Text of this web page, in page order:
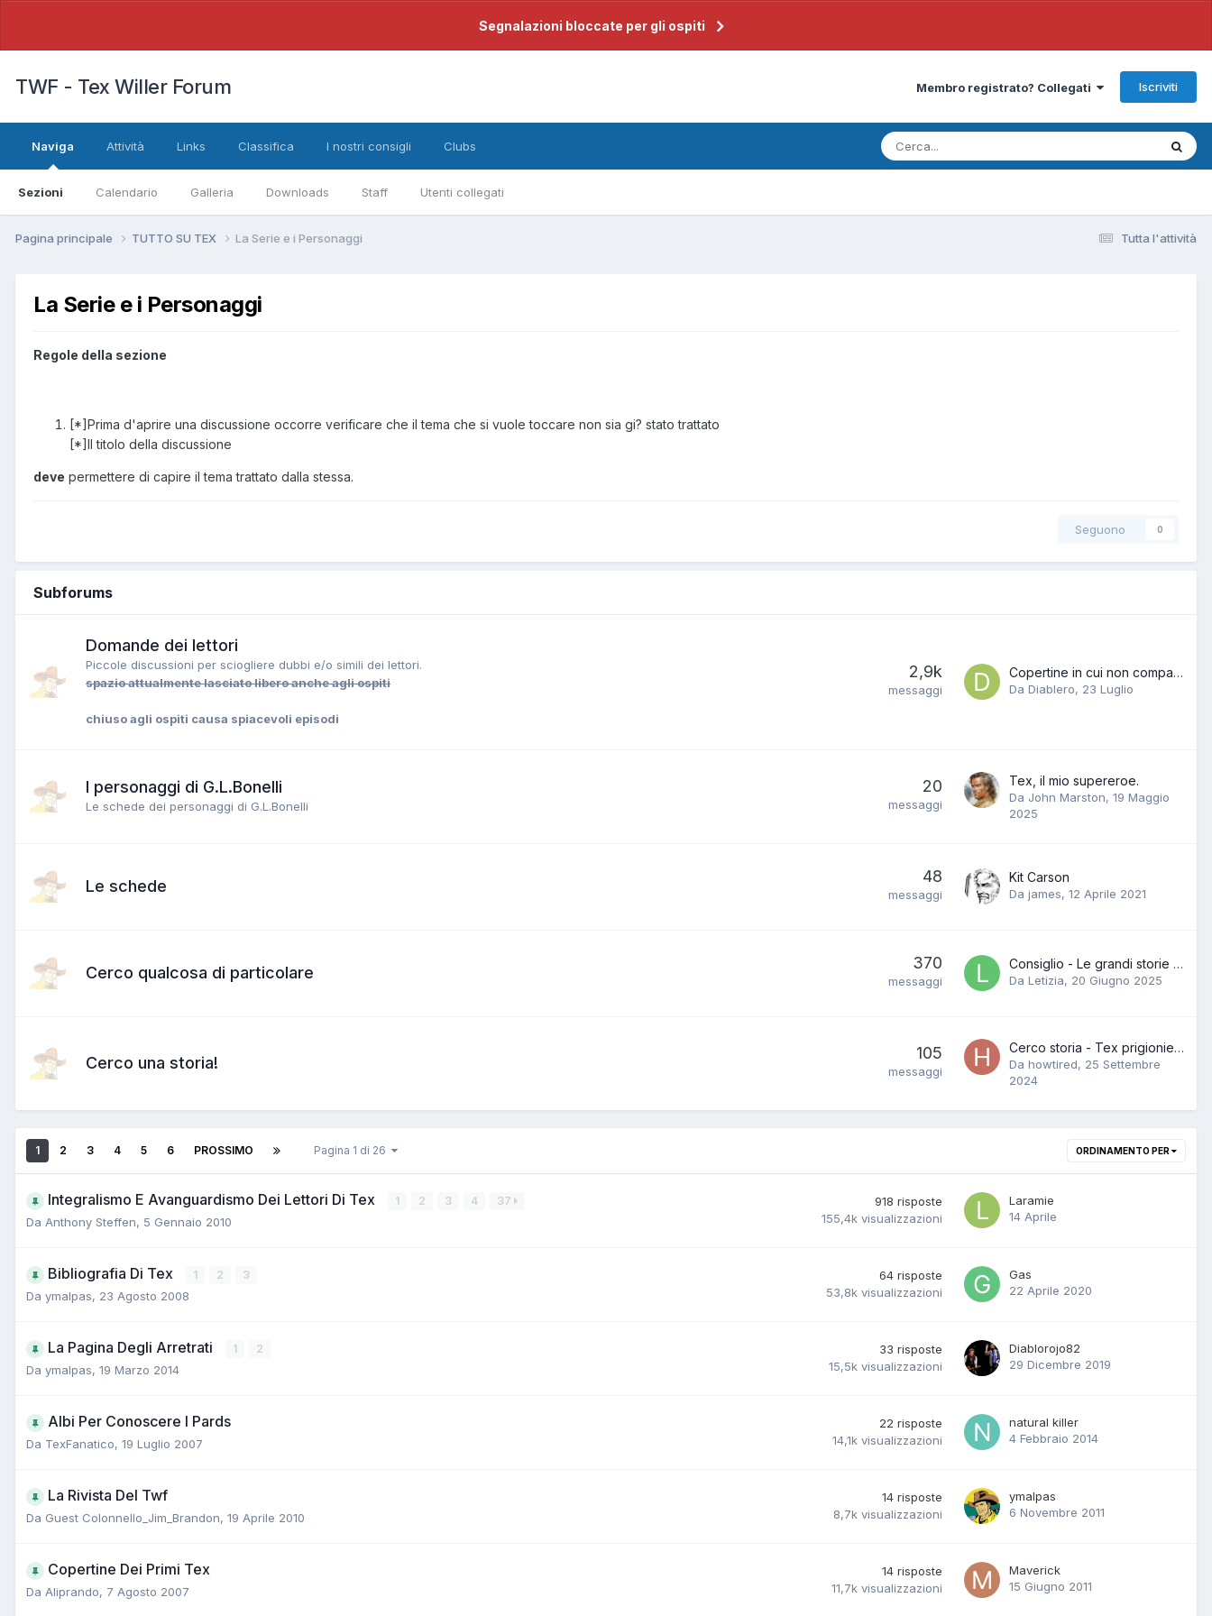
Segnalazioni bloccate per gli ospiti
TWF - Tex Willer Forum Membro registrato? Collegati Iscriviti
Naviga
Sezioni Calendario Galleria Downloads Staff Utenti collegati
Attività Links Classifica I nostri consigli Clubs
Tutta l'attività
Pagina principale TUTTO SU TEX La Serie e i Personaggi
La Serie e i Personaggi
Regole della sezione
[*]Prima d'aprire una discussione occorre verificare che il tema che si vuole toccare non sia gi? stato trattato
[*]Il titolo della discussione
deve permettere di capire il tema trattato dalla stessa.
Seguono 0
Subforums
Domande dei lettori
Piccole discussioni per sciogliere dubbi e/o simili dei lettori.
spazio attualmente lasciato libero anche agli ospiti
chiuso agli ospiti causa spiacevoli episodi
2,9k
messaggi
Copertine in cui non compare Tex
Da Diablero, 23 Luglio
I personaggi di G.L.Bonelli
Le schede dei personaggi di G.L.Bonelli
20
messaggi
Tex, il mio supereroe.
Da John Marston, 19 Maggio
2025
Le schede
48
messaggi
Kit Carson
Da james, 12 Aprile 2021
Cerco qualcosa di particolare
370
messaggi
Consiglio - Le grandi storie bonelli (Tex)
Da Letizia, 20 Giugno 2025
Cerco una storia!
105
messaggi
Cerco storia - Tex prigioniero
Da howtired, 25 Settembre
2024
ORDINAMENTO PER
1 2 3 4 5 6 PROSSIMO Pagina 1 di 26
Integralismo E Avanguardismo Dei Lettori Di Tex 1 2 3 4 37
Da Anthony Steffen, 5 Gennaio 2010
918 risposte
155,4k visualizzazioni
Laramie
14 Aprile
Bibliografia Di Tex 1 2 3
Da ymalpas, 23 Agosto 2008
64 risposte
53,8k visualizzazioni
Gas
22 Aprile 2020
La Pagina Degli Arretrati 1 2
Da ymalpas, 19 Marzo 2014
33 risposte
15,5k visualizzazioni
Diablorojo82
29 Dicembre 2019
Albi Per Conoscere I Pards
Da TexFanatico, 19 Luglio 2007
22 risposte
14,1k visualizzazioni
natural killer
4 Febbraio 2014
La Rivista Del Twf
Da Guest Colonnello_Jim_Brandon, 19 Aprile 2010
14 risposte
8,7k visualizzazioni
ymalpas
6 Novembre 2011
Copertine Dei Primi Tex
Da Aliprando, 7 Agosto 2007
14 risposte
11,7k visualizzazioni
Maverick
15 Giugno 2011